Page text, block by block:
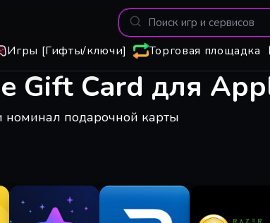
Игры [Гифты/ключи] Торговая площадка
Gift Card для
номинал подарочной карты